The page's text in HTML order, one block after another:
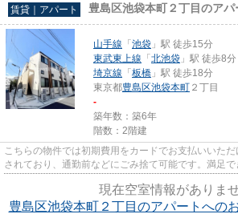
賃貸｜アパート 豊島区池袋本町２丁目のアパ
山手線 「 池袋 」駅 徒歩15分
東武東上線 「 北池袋 」駅 徒歩8分
埼京線 「 板橋 」駅 徒歩18分
東京都豊島区池袋本町 ２丁目
-
築年数：築6年
階数：2階建
こちらの物件では初期費用をカードでお支払いいた
されており、通勤前などにごみ捨て可能です。満足
現在空室情報がありませ
豊島区池袋本町２丁目のアパートへの